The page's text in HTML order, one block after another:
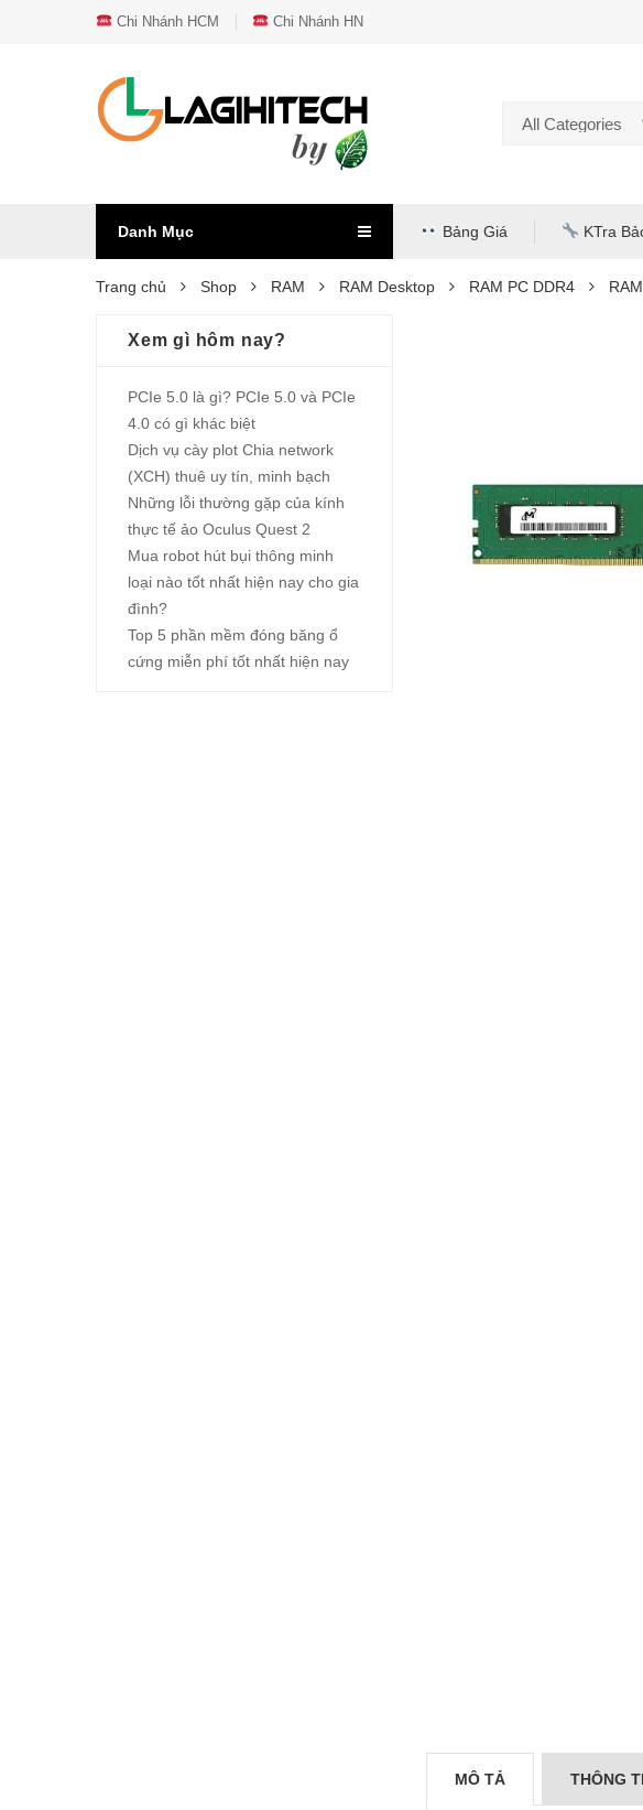
Chi Nhánh HCM Chi Nhánh HN
All Categories
Danh Mục Bảng Giá KTra
Trang chủ Shop RAM RAM Desktop RAM PC DDR4
MÔ TẢ THÔNG
Xem gì hôm nay?
PCIe 5.0 là gì? PCIe 5.0 và PCIe
4.0 có gì khác biệt
Dịch vụ cày plot Chia network
(XCH) thuê uy tín, minh bạch
Những lỗi thường gặp của kính
thực tế ảo Oculus Quest 2
Mua robot hút bụi thông minh
loại nào tốt nhất hiện nay cho gia
đình?
Top 5 phần mềm đóng băng ổ
cứng miễn phí tốt nhất hiện nay